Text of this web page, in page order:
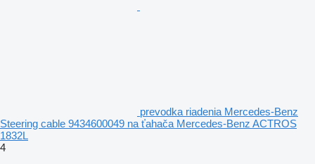
prevodka riadenia Mercedes-Benz
Steering cable 9434600049 na ťahača Mercedes-Benz ACTROS
1832L
4